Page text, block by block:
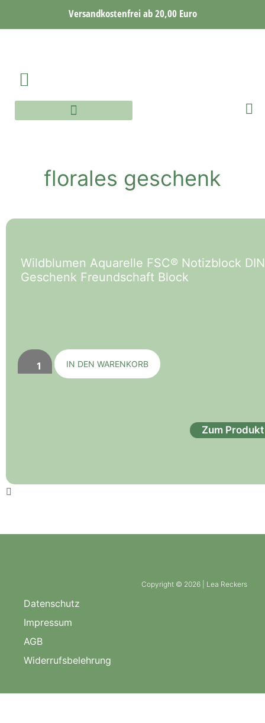
Versandkostenfrei ab 20,00 Euro
florales geschenk
Wildblumen Aquarelle FSC® Notizblock
Geschenk Freundschaft Block
IN DEN WARENKORB
Zum Produkt
Copyright © 2026 | Lea Reckers
Datenschutz
Impressum
AGB
Widerrufsbelehrung